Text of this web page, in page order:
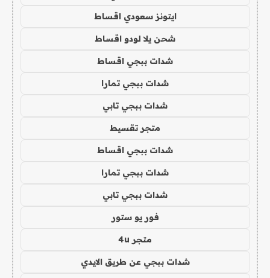
ايتونز سعودي اقساط
شحن يلا لودو اقساط
شدات ببجي اقساط
شدات ببجي تمارا
شدات ببجي تابي
متجر تقسيط
شدات ببجي اقساط
شدات ببجي تمارا
شدات ببجي تابي
فور يو ستور
متجر 4u
شدات ببجي عن طريق الايدي